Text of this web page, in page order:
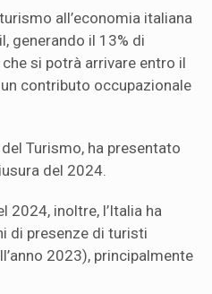
all’economia italiana
generando il 13% di
si potrà arrivare entro il
contributo occupazionale
del Turismo, ha presentato
del 2024.
2024, inoltre, l’Italia ha
di presenze di turisti
2023), principalmente